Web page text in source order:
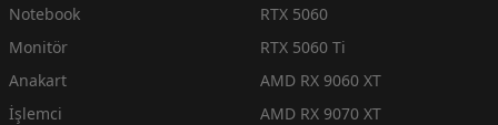
Notebook
Monitör
Anakart
İşlemci
RTX 5060
RTX 5060 Ti
AMD RX 9060 XT
AMD RX 9070 XT